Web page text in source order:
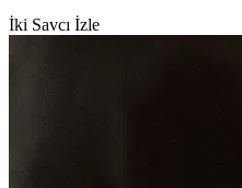
İki Savcı İzle